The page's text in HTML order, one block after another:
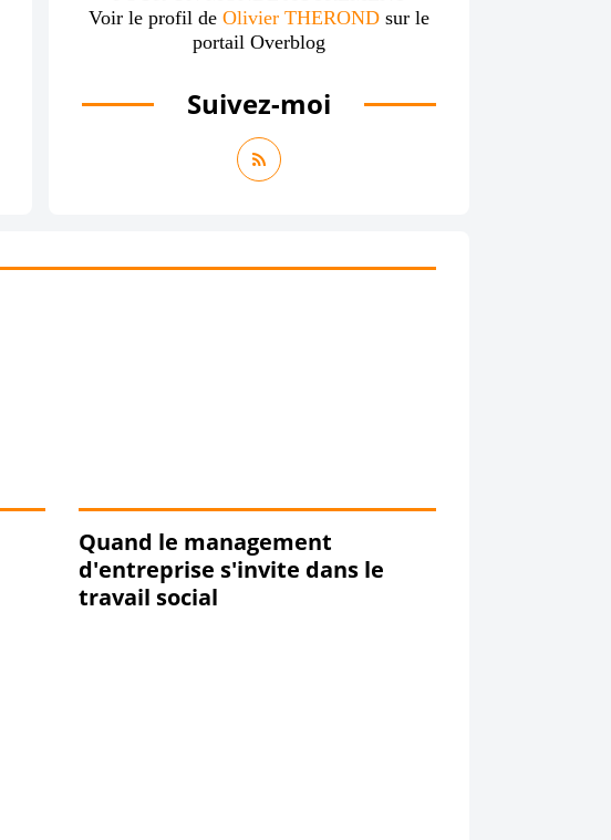
Voir le profil de Olivier THEROND sur le
portail Overblog
Suivez-moi
Quand le management
d'entreprise s'invite dans le
travail social